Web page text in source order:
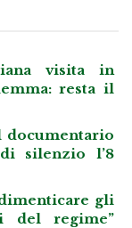
visita in
resta il
documentario
silenzio l’8
gli
del regime”